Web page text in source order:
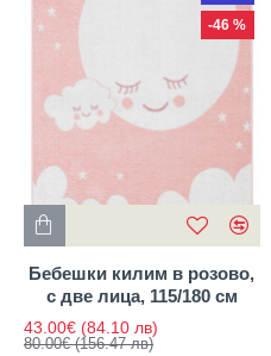
-46 %
Бебешки килим в розово,
с две лица, 115/180 см
43.00€ (84.10 лв)
80.00€(156.47 лв)